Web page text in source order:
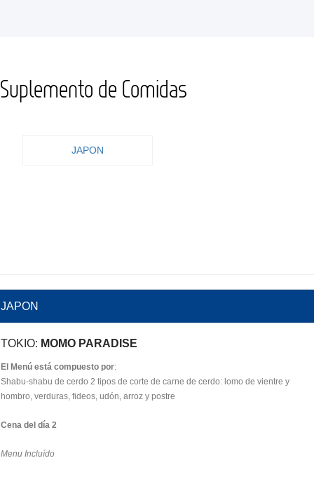
Suplemento de Comidas
JAPON
JAPON
TOKIO: MOMO PARADISE
El Menú está compuesto por:
Shabu-shabu de cerdo 2 tipos de corte de carne de cerdo: lomo de vientre y
hombro, verduras, fideos, udón, arroz y postre
Cena del día 2
Menu Incluído